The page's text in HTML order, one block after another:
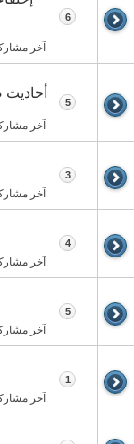
آخر
6
آخر
5
آخر
3
آخر
4
آخر
5
آخر
1